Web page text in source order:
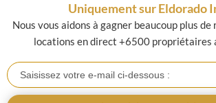
Uniquement sur Eldorado
Nous vous aidons à gagner beaucoup plus
locations en direct +6500 propriétaires